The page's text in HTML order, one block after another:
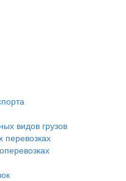
видов грузов
перевозках